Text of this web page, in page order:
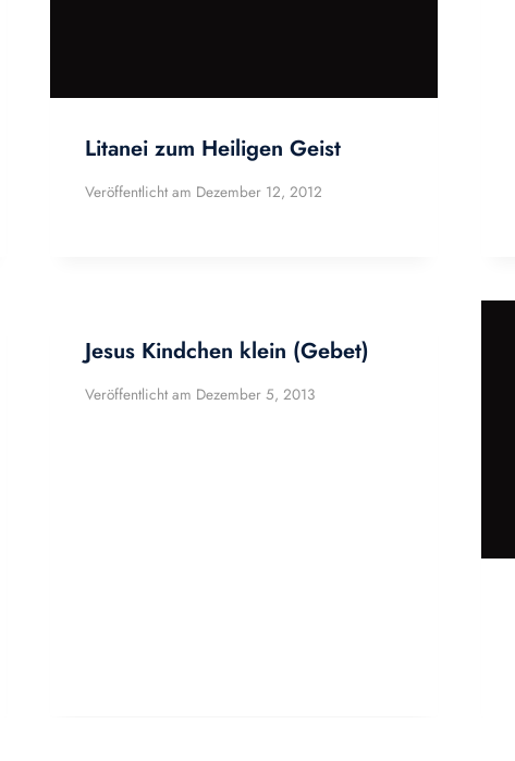
Litanei zum Heiligen Geist
Veröffentlicht am Dezember 12, 2012
Jesus Kindchen klein (Gebet)
Veröffentlicht am Dezember 5, 2013